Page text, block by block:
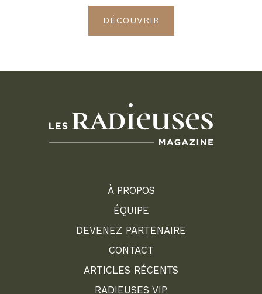
DÉCOUVRIR
À PROPOS
ÉQUIPE
DEVENEZ PARTENAIRE
CONTACT
ARTICLES RÉCENTS
RADIEUSES VIP